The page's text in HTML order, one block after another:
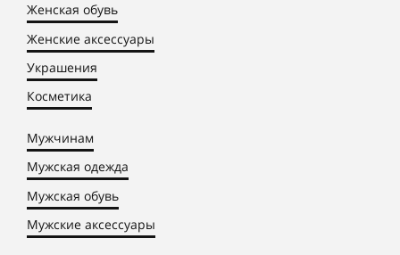
Женская обувь
Женские аксессуары
Украшения
Косметика
Мужчинам
Мужская одежда
Мужская обувь
Мужские аксессуары